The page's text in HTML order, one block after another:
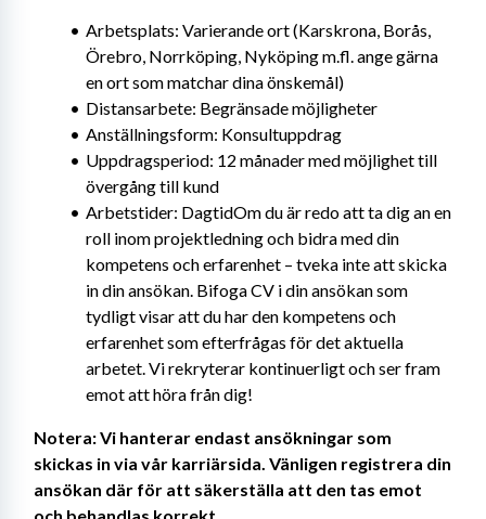
Arbetsplats: Varierande ort (Karskrona, Borås,
Örebro, Norrköping, Nyköping m.fl. ange gärna
en ort som matchar dina önskemål)
Distansarbete: Begränsade möjligheter
Anställningsform: Konsultuppdrag
Uppdragsperiod: 12 månader med möjlighet till
övergång till kund
Arbetstider: DagtidOm du är redo att ta dig an en
roll inom projektledning och bidra med din
kompetens och erfarenhet – tveka inte att skicka
in din ansökan. Bifoga CV i din ansökan som
tydligt visar att du har den kompetens och
erfarenhet som efterfrågas för det aktuella
arbetet. Vi rekryterar kontinuerligt och ser fram
emot att höra från dig!
Notera: Vi hanterar endast ansökningar som
skickas in via vår karriärsida. Vänligen registrera din
ansökan där för att säkerställa att den tas emot